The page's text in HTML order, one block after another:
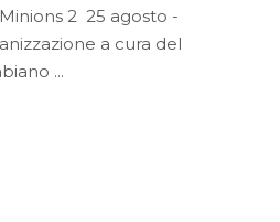
2 25 agosto -
a cura del